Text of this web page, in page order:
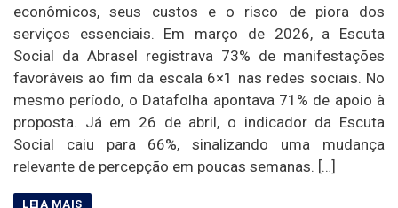
econômicos, seus custos e o risco de piora dos
serviços essenciais. Em março de 2026, a Escuta
Social da Abrasel registrava 73% de manifestações
favoráveis ao fim da escala 6×1 nas redes sociais. No
mesmo período, o Datafolha apontava 71% de apoio à
proposta. Já em 26 de abril, o indicador da Escuta
Social caiu para 66%, sinalizando uma mudança
relevante de percepção em poucas semanas. […]